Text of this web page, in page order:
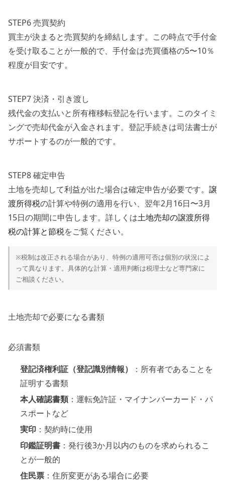
STEP6 売買契約
買主が決まると売買契約を締結します。この時点で手付金
を受け取ることが一般的で、手付金は売買価格の5〜10％
程度が目安です。
STEP7 決済・引き渡し
残代金の支払いと所有権移転登記を行います。このタイミ
ングで売却代金が入金されます。登記手続きは司法書士が
サポートするのが一般的です。
STEP8 確定申告
土地を売却して利益が出た場合は確定申告が必要です。 譲
渡所得税の計算や特例の適用を行い、翌年2月16日〜3月
15日の期間に申告します。詳しくは土地売却の譲渡所得
税の計算と節税をご覧ください。
※税制は改正される場合があり、特例の適用可否は個別の状況によ
って異なります。具体的な計算・適用判断は税理士など専門家に
ご相談ください。
土地売却で必要になる書類
必須書類
登記済権利証（登記識別情報）
：所有者であることを
証明する書類
本人確認書類 ：運転免許証・マイナンバーカード・パ
スポートなど
実印 ：契約時に使用
印鑑証明書 ：発行後3か月以内のものを求められるこ
とが一般的
住民票 ：住所変更がある場合に必要